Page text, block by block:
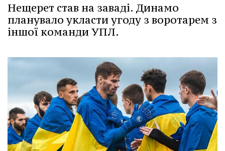
Нещерет став на заваді. Динамо
планувало укласти угоду з воротарем з
іншої команди УПЛ.